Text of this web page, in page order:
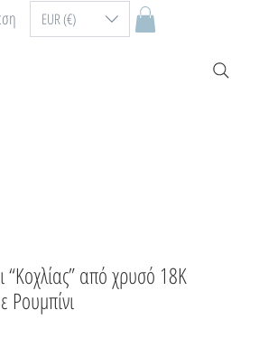
EUR (€)
“Κοχλίας” από χρυσό 18Κ
Ρουμπίνι